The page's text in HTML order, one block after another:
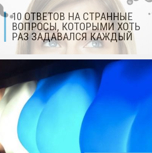
10 ОТВЕТОВ НА СТРАННЫЕ
ВОПРОСЫ, КОТОРЫМИ ХОТЬ
РАЗ ЗАДАВАЛСЯ КАЖДЫЙ